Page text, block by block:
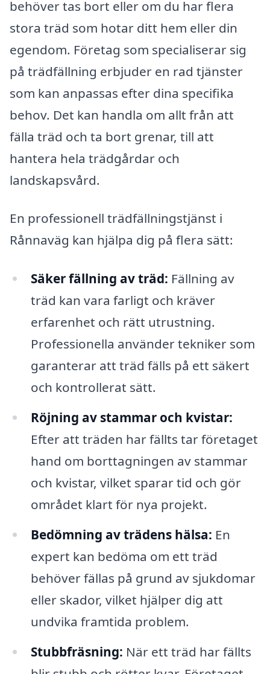
behöver tas bort eller om du har flera
stora träd som hotar ditt hem eller din
egendom. Företag som specialiserar sig
på trädfällning erbjuder en rad tjänster
som kan anpassas efter dina specifika
behov. Det kan handla om allt från att
fälla träd och ta bort grenar, till att
hantera hela trädgårdar och
landskapsvård.
En professionell trädfällningstjänst i
Rånnaväg kan hjälpa dig på flera sätt:
Säker fällning av träd: Fällning av
träd kan vara farligt och kräver
erfarenhet och rätt utrustning.
Professionella använder tekniker som
garanterar att träd fälls på ett säkert
och kontrollerat sätt.
Röjning av stammar och kvistar:
Efter att träden har fällts tar företaget
hand om borttagningen av stammar
och kvistar, vilket sparar tid och gör
området klart för nya projekt.
Bedömning av trädens hälsa: En
expert kan bedöma om ett träd
behöver fällas på grund av sjukdomar
eller skador, vilket hjälper dig att
undvika framtida problem.
Stubbfräsning: När ett träd har fällts